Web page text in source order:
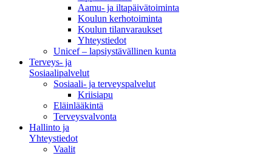
Aamu- ja iltapäivätoiminta
Koulun kerhotoiminta
Koulun tilanvaraukset
Yhteystiedot
Unicef – lapsiystävällinen kunta
Terveys- ja
Sosiaalipalvelut
Sosiaali- ja terveyspalvelut
Kriisiapu
Eläinlääkintä
Terveysvalvonta
Hallinto ja
Yhteystiedot
Vaalit